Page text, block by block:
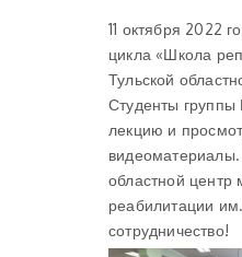
11 октября 2022
цикла «Школа
Тульской
Студенты
лекцию и
областной центр
реабилитации
сотрудничество!